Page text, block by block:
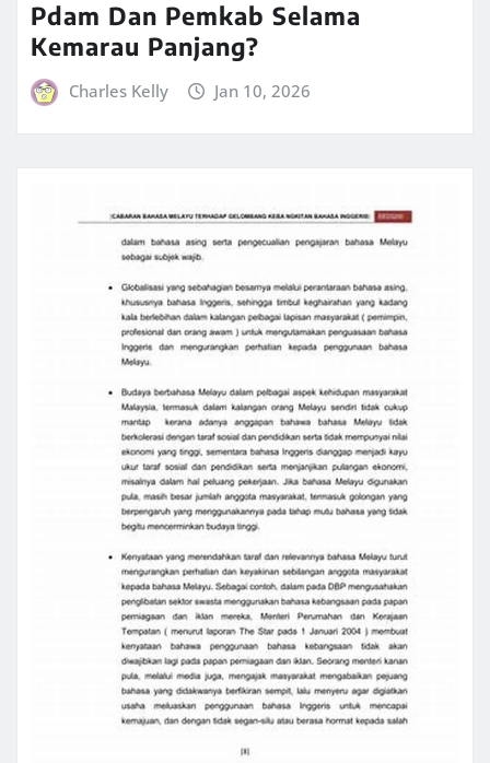
Pdam Dan Pemkab Selama
Kemarau Panjang?
Charles Kelly Jan 10, 2026